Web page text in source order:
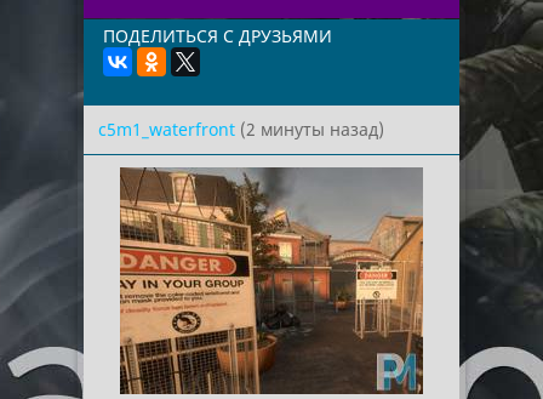
ПОДЕЛИТЬСЯ С ДРУЗЬЯМИ
c5m1_waterfront (2 минуты назад)